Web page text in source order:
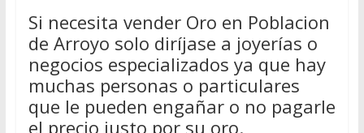
Si necesita vender Oro en Poblacion
de Arroyo solo diríjase a joyerías o
negocios especializados ya que hay
muchas personas o particulares
que le pueden engañar o no pagarle
el precio justo por su oro.